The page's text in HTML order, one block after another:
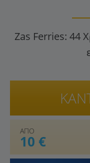
Zas Ferries: 44
ΑΠΟ
10 €